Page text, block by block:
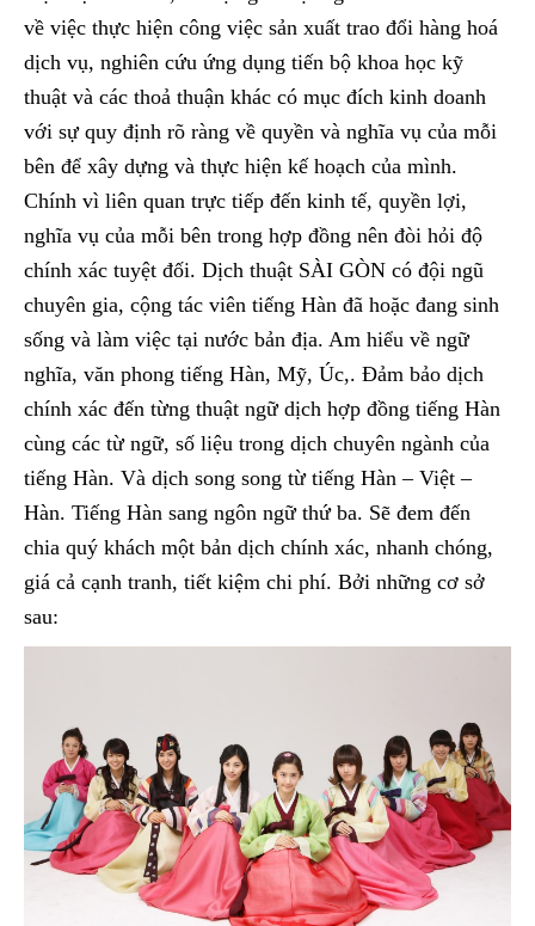
về việc thực hiện công việc sản xuất trao đổi hàng hoá
dịch vụ, nghiên cứu ứng dụng tiến bộ khoa học kỹ
thuật và các thoả thuận khác có mục đích kinh doanh
với sự quy định rõ ràng về quyền và nghĩa vụ của mỗi
bên để xây dựng và thực hiện kế hoạch của mình.
Chính vì liên quan trực tiếp đến kinh tế, quyền lợi,
nghĩa vụ của mỗi bên trong hợp đồng nên đòi hỏi độ
chính xác tuyệt đối. Dịch thuật SÀI GÒN có đội ngũ
chuyên gia, cộng tác viên tiếng Hàn đã hoặc đang sinh
sống và làm việc tại nước bản địa. Am hiểu về ngữ
nghĩa, văn phong tiếng Hàn, Mỹ, Úc,. Đảm bảo dịch
chính xác đến từng thuật ngữ dịch hợp đồng tiếng Hàn
cùng các từ ngữ, số liệu trong dịch chuyên ngành của
tiếng Hàn. Và dịch song song từ tiếng Hàn – Việt –
Hàn. Tiếng Hàn sang ngôn ngữ thứ ba. Sẽ đem đến
chia quý khách một bản dịch chính xác, nhanh chóng,
giá cả cạnh tranh, tiết kiệm chi phí. Bởi những cơ sở
sau: